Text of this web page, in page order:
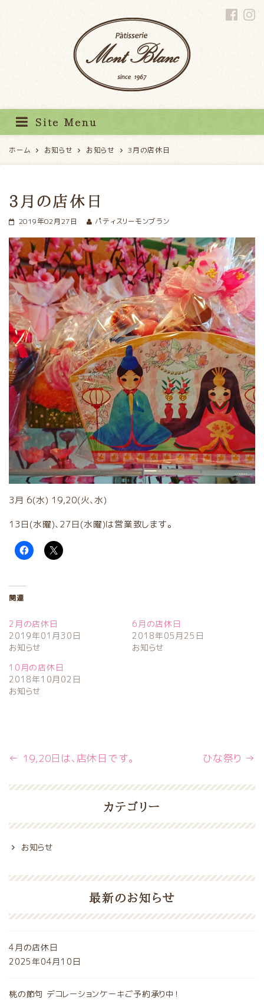
Site Menu
ホーム お知らせ お知らせ 3月の店休日
3月の店休日
2019年02月27日 パティスリーモンブラン
3月 6(水) 19,20(火、水)
13日(水曜)、27日(水曜)は営業致します。
関連
2月の店休日
2019年01月30日
お知らせ
6月の店休日
2018年05月25日
お知らせ
10月の店休日
2018年10月02日
お知らせ
← 19,20日は、店休日です。 ひな祭り →
カテゴリー
お知らせ
最新のお知らせ
4月の店休日
2025年04月10日
桃の節句 デコレーションケーキご予約承り中！